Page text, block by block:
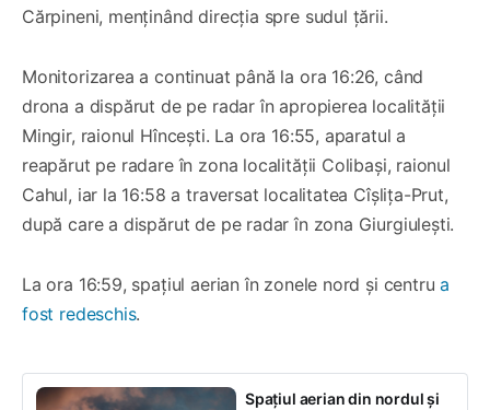
Cărpineni, menținând direcția spre sudul țării.
Monitorizarea a continuat până la ora 16:26, când
drona a dispărut de pe radar în apropierea localității
Mingir, raionul Hîncești. La ora 16:55, aparatul a
reapărut pe radare în zona localității Colibași, raionul
Cahul, iar la 16:58 a traversat localitatea Cîșlița-Prut,
după care a dispărut de pe radar în zona Giurgiulești.
La ora 16:59, spațiul aerian în zonele nord și centrua
fost redeschis.
Spațiul aerian din nordul și